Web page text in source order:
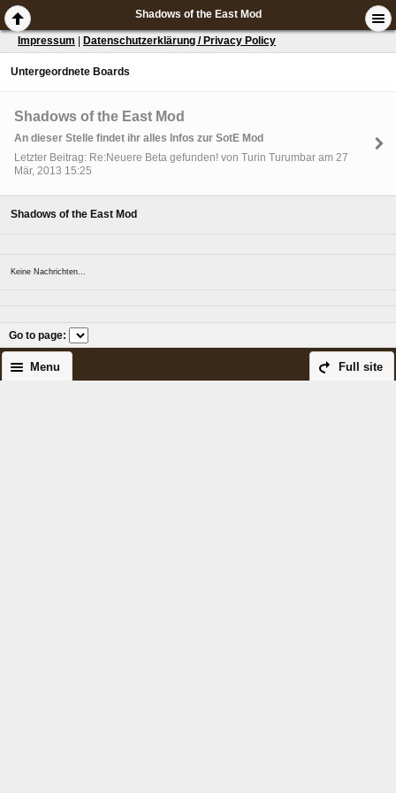
Shadows of the East Mod
Impressum Datenschutzerklärung / Privacy Policy
Untergeordnete Boards
Shadows of the East Mod
An dieser Stelle findet ihr alles Infos zur SotE Mod
Letzter Beitrag: Re:Neuere Beta gefunden! von Turin Turumbar am 27
Mär, 2013 15:25
Shadows of the East Mod
Keine Nachrichten...
Go to page:
Full site
Menu